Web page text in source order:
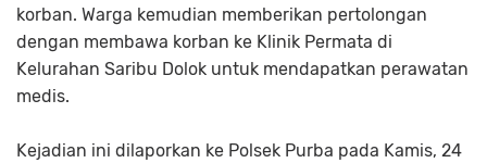
korban. Warga kemudian memberikan pertolongan
dengan membawa korban ke Klinik Permata di
Kelurahan Saribu Dolok untuk mendapatkan perawatan
medis.
Kejadian ini dilaporkan ke Polsek Purba pada Kamis, 24